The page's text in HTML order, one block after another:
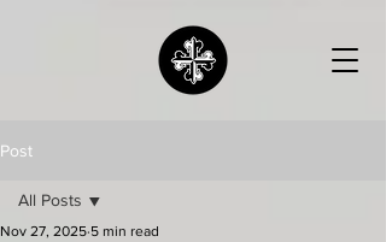
Post
All Posts
Nov 27, 2025 5 min read